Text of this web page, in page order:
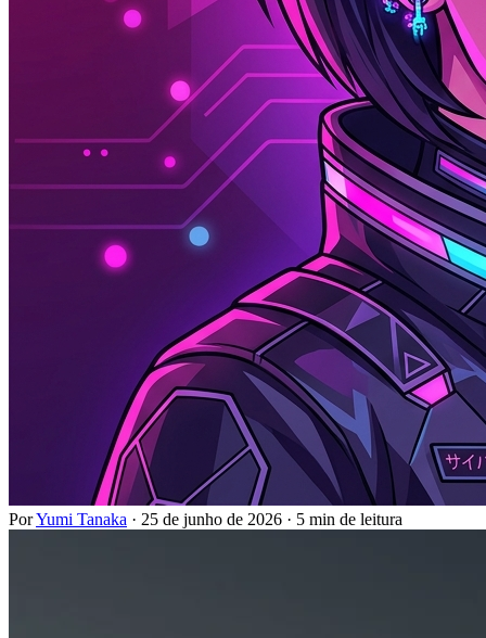
PorYumi Tanaka · 25 de junho de 2026 · 5 min de leitura